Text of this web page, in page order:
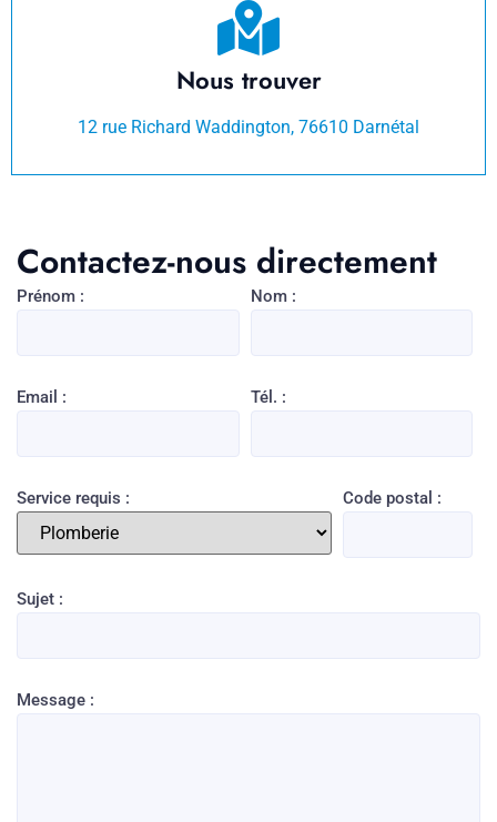
Nous trouver
12 rue Richard Waddington, 76610 Darnétal
Contactez-nous directement
Prénom : Nom :
Email : Tél. :
Service requis : Code postal :
Sujet :
Message :